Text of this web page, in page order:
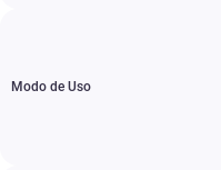
Modo de Uso